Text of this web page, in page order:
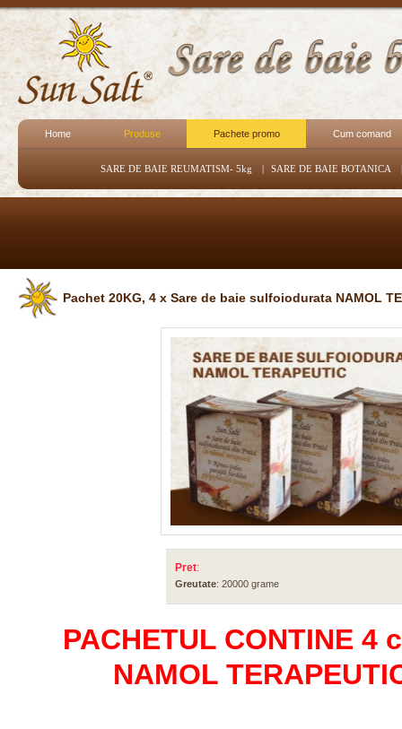
Home Produse Pachete promo Cum comand
SARE DE BAIE REUMATISM- 5kg | SARE DE BAIE BOTANICA |
Pachet 20KG, 4 x Sare de baie sulfoiodurata NAMOL
Pret:
Greutate: 20000 grame
PACHETUL CONTINE
NAMOL